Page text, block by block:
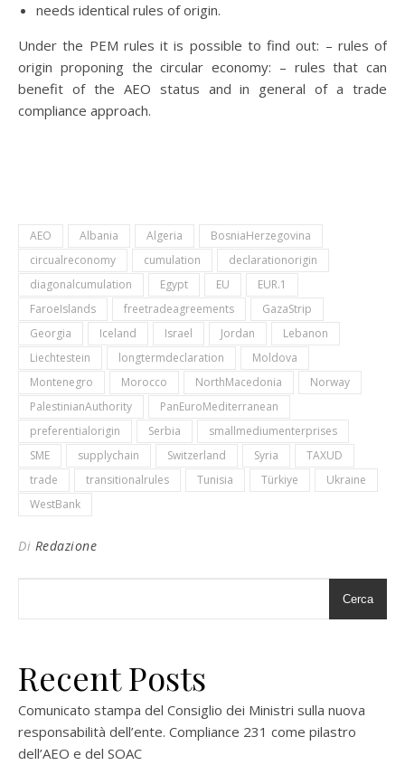
needs identical rules of origin.
Under the PEM rules it is possible to find out: – rules of
origin proponing the circular economy: – rules that can
benefit of the AEO status and in general of a trade
compliance approach.
AEO Albania Algeria
BosniaHerzegovina
circualreconomy
cumulation
declarationorigin
diagonalcumulation
Egypt EU
EUR.1
FaroeIslands
freetradeagreements
GazaStrip
Georgia
Iceland Israel Jordan
Lebanon
Liechtestein
longtermdeclaration
Moldova
Montenegro
Morocco NorthMacedonia
Norway
PalestinianAuthority
PanEuroMediterranean
preferentialorigin
Serbia
smallmediumenterprises
SME
supplychain Switzerland Syria
TAXUD
trade
transitionalrules Tunisia Türkiye
Ukraine
WestBank
Di Redazione
Cerca
Recent Posts
Comunicato stampa del Consiglio dei Ministri sulla nuova
responsabilità dell’ente. Compliance 231 come pilastro
dell’AEO e del SOAC